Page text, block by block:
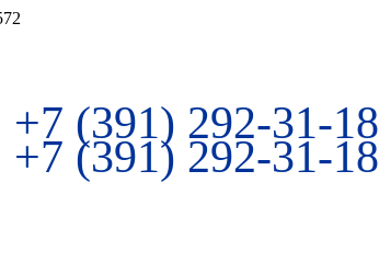
+7 (391) 292-31-18
+7 (391) 292-31-18